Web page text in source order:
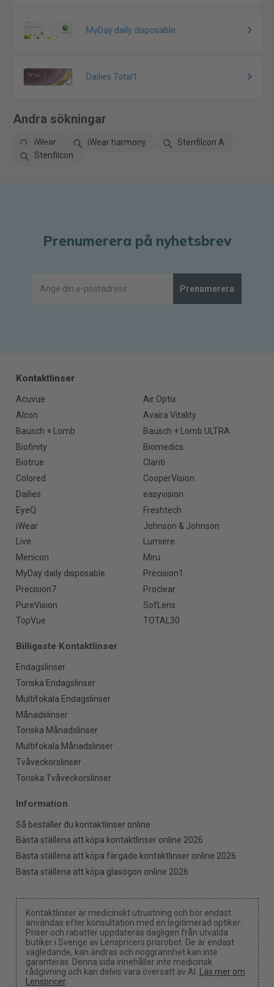
MyDay daily disposable
Dailies Total1
Andra sökningar
iWear iWear harmony
Stenfilcon A
Stenfilcon
Prenumerera på nyhetsbrev
Prenumerera
Kontaktlinser
Acuvue
Air Optix
Alcon
Avaira Vitality
Bausch + Lomb
Bausch + Lomb ULTRA
Biofinity
Biomedics
Biotrue
Clariti
Colored
CooperVision
Dailies
easyvision
EyeQ
Freshtech
iWear
Johnson & Johnson
Live
Lumiere
Menicon
Miru
MyDay daily disposable
Precision1
Precision7
Proclear
PureVision
SofLens
TopVue
TOTAL30
Billigaste Kontaktlinser
Endagslinser
Toriska Endagslinser
Multifokala Endagslinser
Månadslinser
Toriska Månadslinser
Multifokala Månadslinser
Tvåveckorslinser
Toriska Tvåveckorslinser
Information
Så beställer du kontaktlinser online
Bästa ställena att köpa kontaktlinser online 2026
Bästa ställena att köpa färgade kontaktlinser online 2026
Bästa ställena att köpa glasögon online 2026
Kontaktlinser är medicinskt utrustning och bör endast
användas efter konsultation med en legitimerad optiker.
Priser och rabatter uppdateras dagligen från utvalda
butiker i Sverige av Lenspricers prisrobot. De är endast
vägledande, kan ändras och noggrannhet kan inte
garanteras. Denna sida innehåller inte medicinsk
rådgivning och kan delvis vara översatt av AI.
Läs mer om
Lenspricer.